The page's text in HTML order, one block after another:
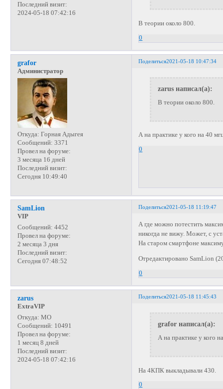
Последний визит:
2024-05-18 07:42:16
В теории около 800.
0
Поделиться2021-05-18 10:47:34
grafor
Администратор
Откуда: Горная Адыгея
Сообщений: 3371
Провел на форуме:
3 месяца 16 дней
Последний визит:
Сегодня 10:49:40
zarus написал(а):
В теории около 800.
А на практике у кого на 40
0
Поделиться2021-05-18 11:19:47
SamLion
VIP
Сообщений: 4452
Провел на форуме:
2 месяца 3 дня
Последний визит:
Сегодня 07:48:52
А где можно потестить
никогда не вижу. Может, с
На старом смартфоне
Отредактировано SamLion
0
Поделиться2021-05-18 11:45:43
zarus
ExtraVIP
Откуда: МО
Сообщений: 10491
Провел на форуме:
1 месяц 8 дней
Последний визит:
2024-05-18 07:42:16
grafor написал(а):
А на практике у кого
На 4КПК выкладывали 430.
0